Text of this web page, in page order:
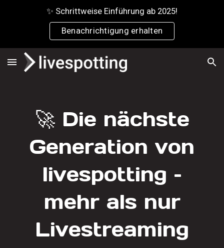
✨ Schrittweise Einführung ab 2025!
Benachrichtigung erhalten
🚀 Die nächste
Generation von
livespotting –
mehr als nur
Livestreaming